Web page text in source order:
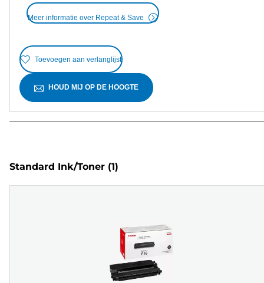
Meer informatie over Repeat & Save
Toevoegen aan verlanglijst
HOUD MIJ OP DE HOOGTE
Standard Ink/Toner (1)